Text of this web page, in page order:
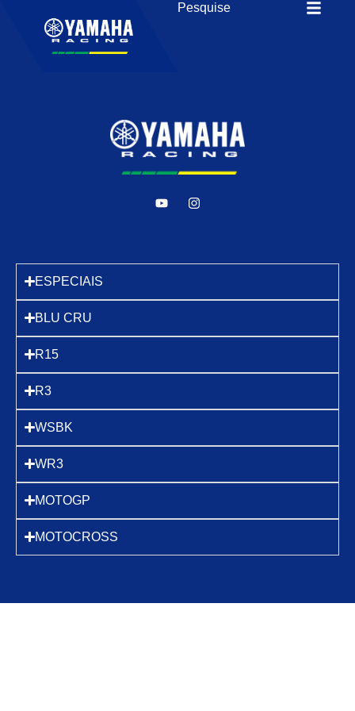
ESPECIAIS
BLU CRU
R15
R3
WSBK
WR3
MOTOGP
MOTOCROSS